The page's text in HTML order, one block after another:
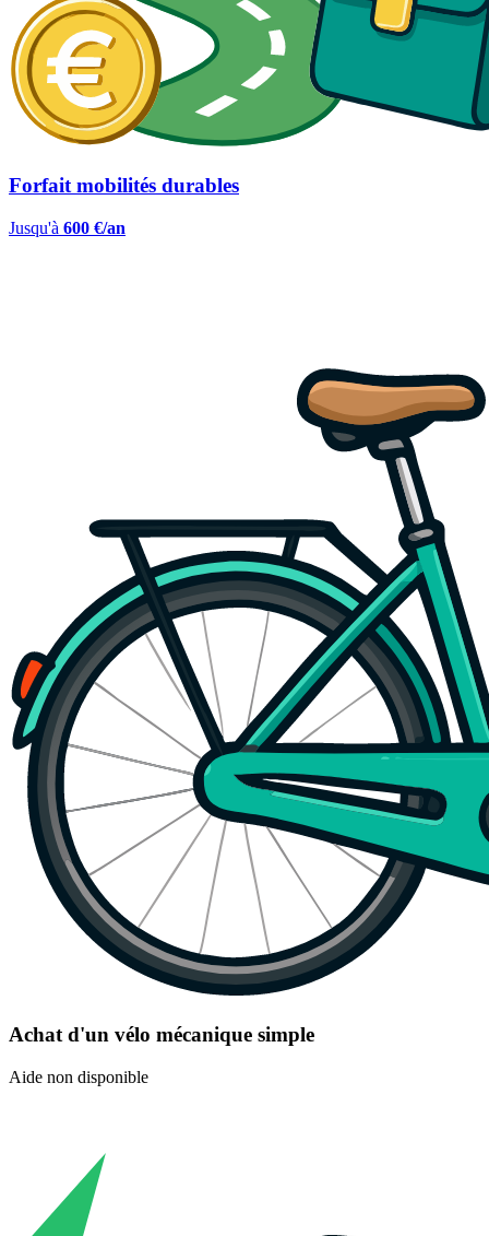
Forfait mobilités durables
Jusqu'à 600 €/an
Achat d'un vélo mécanique simple
Aide non disponible